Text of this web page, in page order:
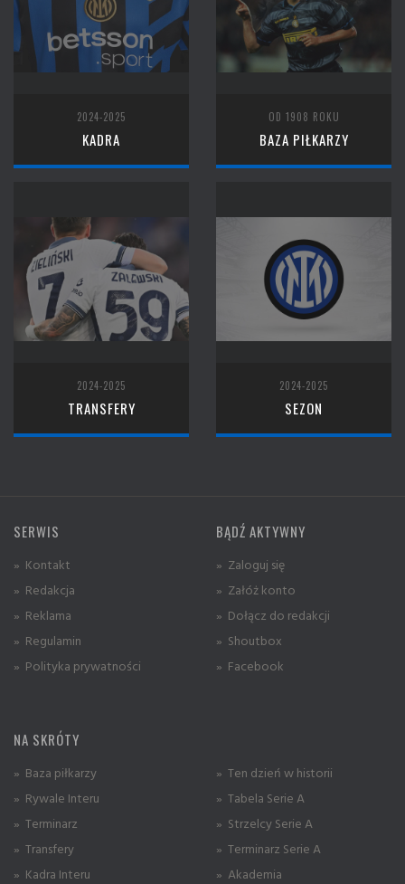
2024-2025
KADRA
OD 1908 ROKU
BAZA PIŁKARZY
2024-2025
TRANSFERY
2024-2025
SEZON
SERWIS
» Kontakt
» Redakcja
» Reklama
» Regulamin
» Polityka prywatności
BĄDŹ AKTYWNY
» Zaloguj się
» Załóż konto
» Dołącz do redakcji
» Shoutbox
» Facebook
NA SKRÓTY
» Baza piłkarzy
» Rywale Interu
» Terminarz
» Transfery
» Kadra Interu
» Ten dzień w historii
» Tabela Serie A
» Strzelcy Serie A
» Terminarz Serie A
» Akademia